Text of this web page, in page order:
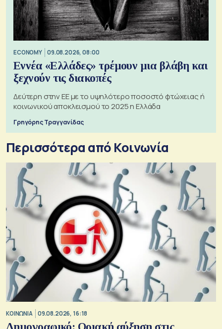
ECONOMY 09.08.2026, 08:00
Εννέα «Ελλάδες» τρέμουν μια βλάβη και
ξεχνούν τις διακοπές
Δεύτερη στην ΕΕ με το υψηλότερο ποσοστό φτώχειας ή
κοινωνικού αποκλεισμού το 2025 η Ελλάδα
Γρηγόρης Τραγγανίδας
Περισσότερα από Κοινωνία
ΚΟΙΝΩΝΙΑ 09.08.2026, 16:18